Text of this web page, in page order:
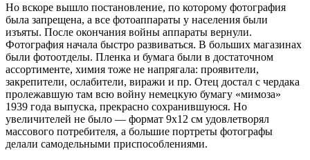
Но вскоре вышло постановление, по которому фотография
была запрещена, а все фотоаппараты у населения были
изъяты. После окончания войны аппараты вернули.
Фотография начала быстро развиваться. В больших магазинах
были фотоотделы. Пленка и бумага были в достаточном
ассортименте, химия тоже не напрягала: проявители,
закрепители, ослабители, виражи и пр. Отец достал с чердака
пролежавшую там всю войну немецкую бумагу «мимоза»
1939 года выпуска, прекрасно сохранившуюся. Но
увеличителей не было — формат 9х12 см удовлетворял
массового потребителя, а большие портреты фотографы
делали самодельными приспособлениями.